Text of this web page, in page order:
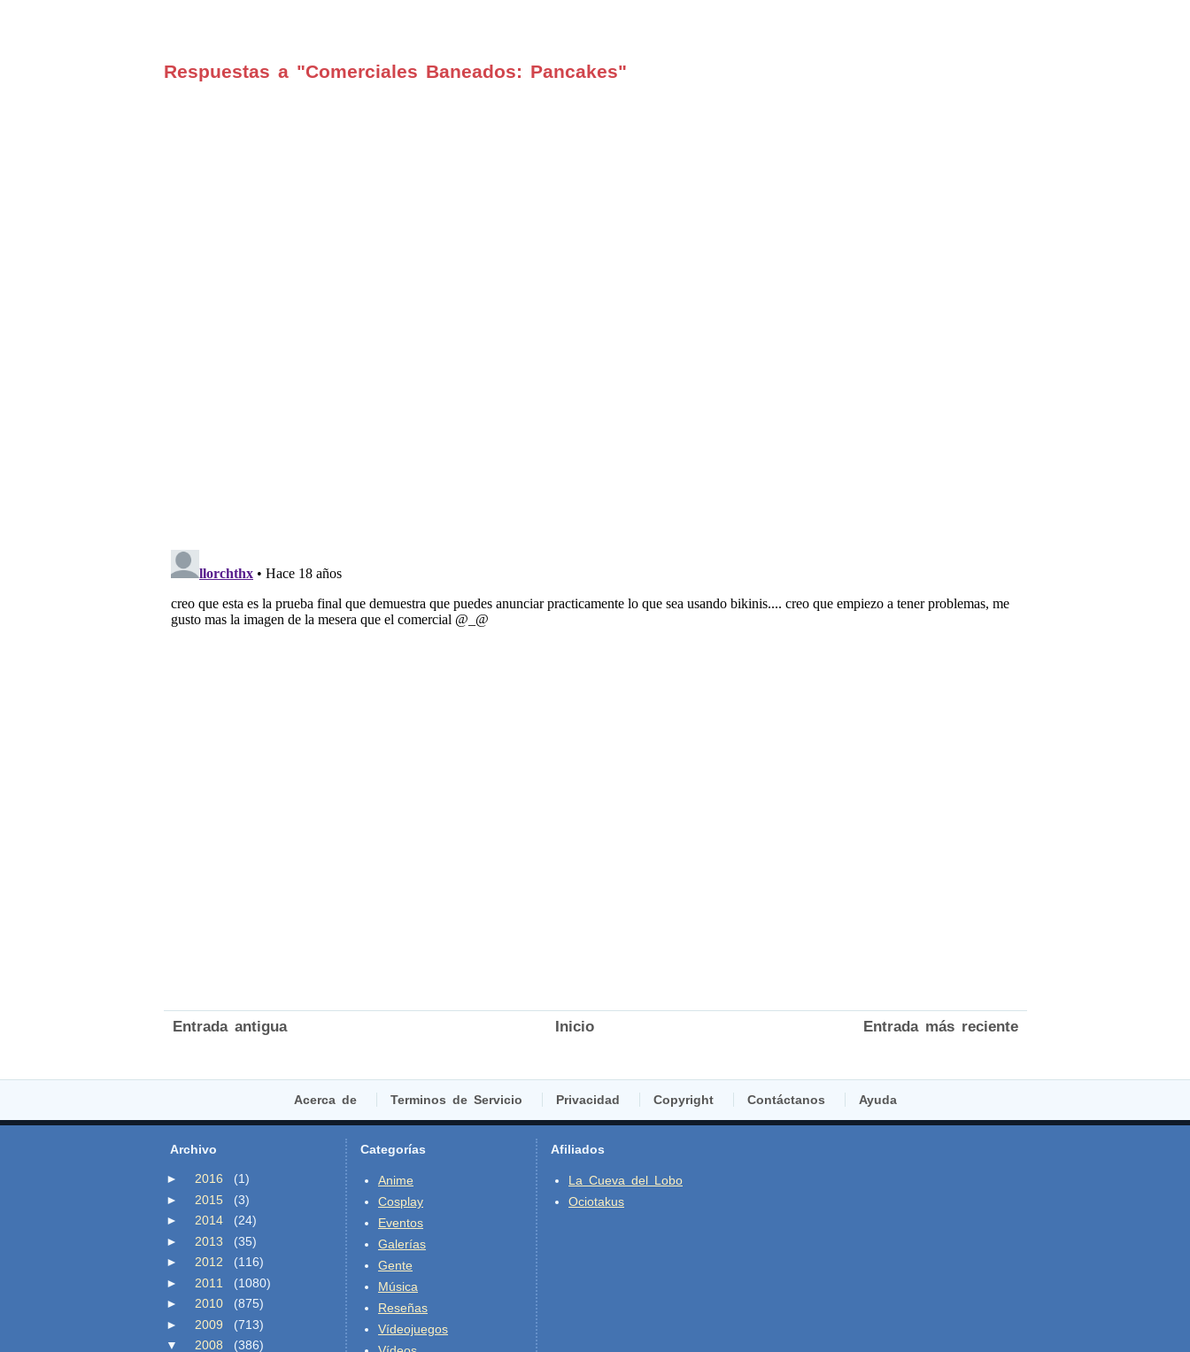
Respuestas a "Comerciales Baneados: Pancakes"
Entrada más reciente
Entrada antigua Inicio
Acerca de Terminos de Servicio Privacidad Copyright Contáctanos Ayuda
Archivo
► 2016
(1)
►
2015
(3)
►
2014
(24)
►
2013
(35)
►
2012
(116)
►
2011
(1080)
►
2010
(875)
►
2009
(713)
▼
2008 (386)
Categorías
Anime
Cosplay
Eventos
Galerías
Gente
Música
Reseñas
Vídeojuegos
Afiliados
La Cueva del Lobo
Ociotakus